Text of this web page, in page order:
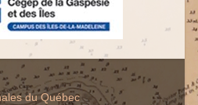
du Québec